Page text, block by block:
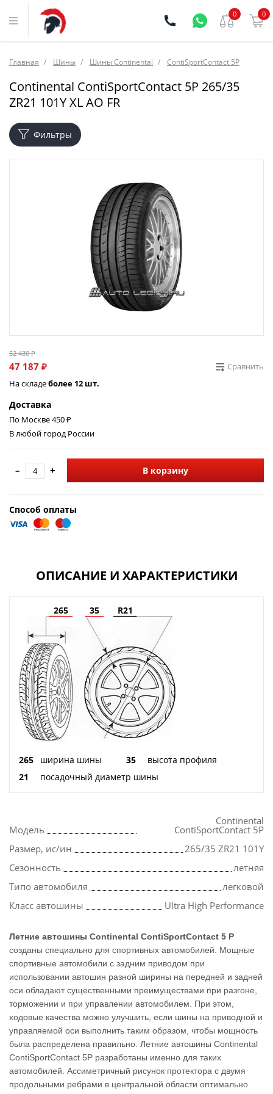
0 0
Главная Шины Шины Continental ContiSportContact 5P
Continental ContiSportContact 5P 265/35
ZR21 101Y XL AO FR
Фильтры
52 430 ₽
47 187 ₽
Сравнить
На складеболее 12 шт.
Доставка
По Москве 450 ₽
В любой город России
– + В корзину
Способ оплаты
ОПИСАНИЕ И ХАРАКТЕРИСТИКИ
265 35 R21
265 ширина шины 35
высота профиля
21
посадочный диаметр шины
Модель
Continental
ContiSportContact 5P
Размер, ис/ин
265/35 ZR21 101Y
Сезонность
летняя
Типо автомобиля
легковой
Класс автошины
Ultra High Performance
Летние автошины Continental ContiSportContact 5 P
созданы специально для спортивных автомобилей. Мощные
спортивные автомобили с задним приводом при
использовании автошин разной ширины на передней и задней
оси обладают существенными преимуществами при разгоне,
торможении и при управлении автомобилем. При этом,
ходовые качества можно улучшить, если шины на приводной и
управляемой оси выполнить таким образом, чтобы мощность
была распределена правильно. Летние автошины Continental
ContiSportContact 5P разработаны именно для таких
автомобилей. Ассиметричный рисунок протектора с двумя
продольными ребрами в центральной области оптимально